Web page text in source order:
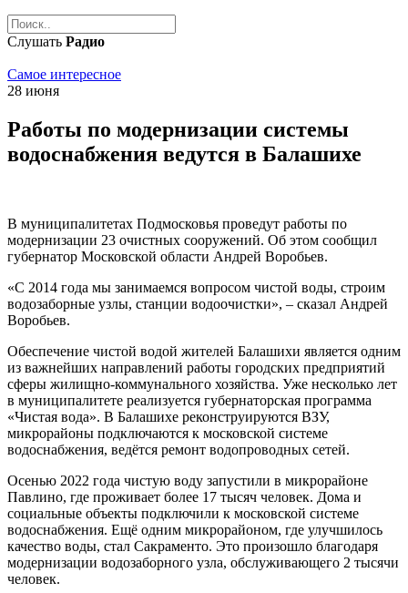
Слушать Радио
Самое интересное
28 июня
Работы по модернизации системы
водоснабжения ведутся в Балашихе
В муниципалитетах Подмосковья проведут работы по
модернизации 23 очистных сооружений. Об этом сообщил
губернатор Московской области Андрей Воробьев.
«С 2014 года мы занимаемся вопросом чистой воды, строим
водозаборные узлы, станции водоочистки», – сказал Андрей
Воробьев.
Обеспечение чистой водой жителей Балашихи является одним
из важнейших направлений работы городских предприятий
сферы жилищно-коммунального хозяйства. Уже несколько лет
в муниципалитете реализуется губернаторская программа
«Чистая вода». В Балашихе реконструируются ВЗУ,
микрорайоны подключаются к московской системе
водоснабжения, ведётся ремонт водопроводных сетей.
Осенью 2022 года чистую воду запустили в микрорайоне
Павлино, где проживает более 17 тысяч человек. Дома и
социальные объекты подключили к московской системе
водоснабжения. Ещё одним микрорайоном, где улучшилось
качество воды, стал Сакраменто. Это произошло благодаря
модернизации водозаборного узла, обслуживающего 2 тысячи
человек.